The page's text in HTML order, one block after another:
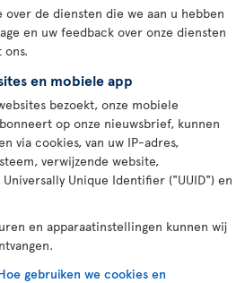
de diensten die we aan u hebben
en uw feedback over onze diensten
en mobiele app
bezoekt, onze mobiele
op onze nieuwsbrief, kunnen
via cookies, van uw IP-adres,
verwijzende website,
Unique Identifier ("UUID") en
en apparaatinstellingen kunnen wij
gebruiken we cookies en